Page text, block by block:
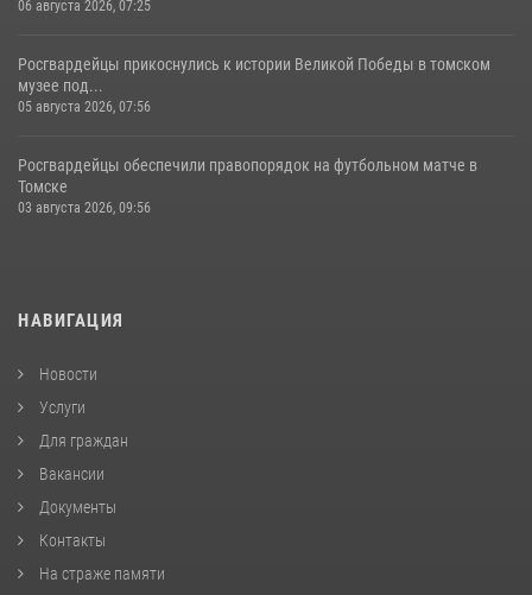
06 августа 2026, 07:25
Росгвардейцы прикоснулись к истории Великой Победы в томском
музее под...
05 августа 2026, 07:56
Росгвардейцы обеспечили правопорядок на футбольном матче в
Томске
03 августа 2026, 09:56
НАВИГАЦИЯ
Новости
Услуги
Для граждан
Вакансии
Документы
Контакты
На страже памяти